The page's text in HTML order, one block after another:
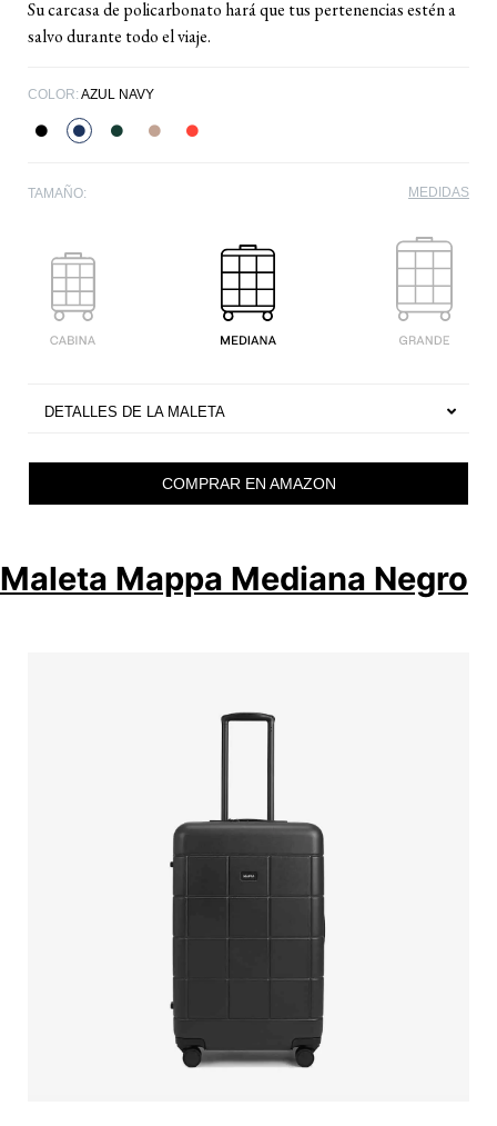
Su carcasa de policarbonato hará que tus pertenencias estén a
salvo durante todo el viaje.
COLOR: AZUL NAVY
TAMAÑO: MEDIDAS
DETALLES DE LA MALETA
COMPRAR EN AMAZON
Maleta Mappa Mediana Negro